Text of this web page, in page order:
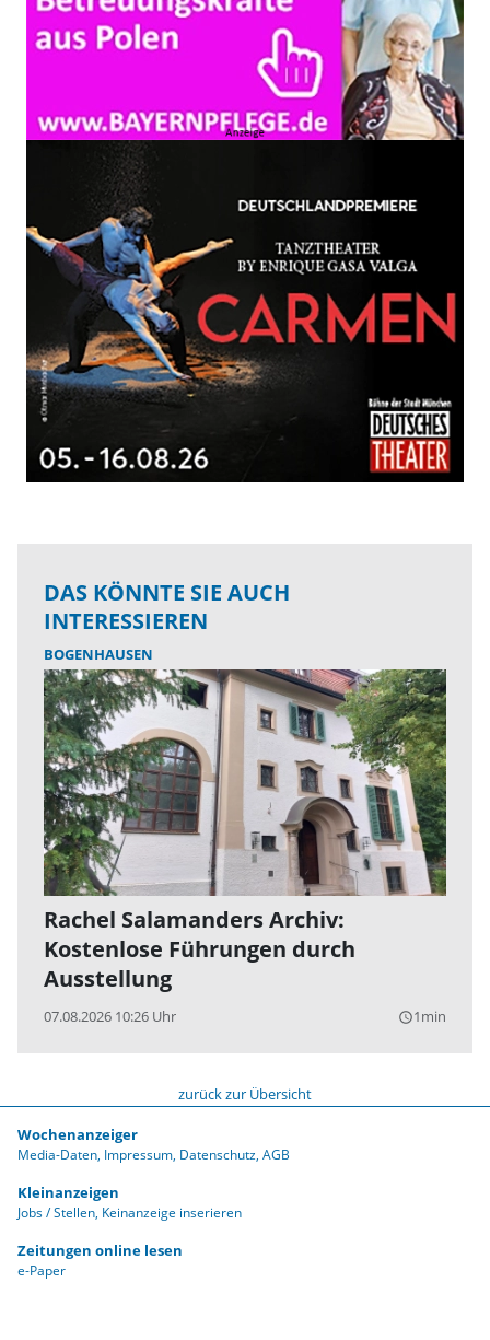
DAS KÖNNTE SIE AUCH
INTERESSIEREN
BOGENHAUSEN
Rachel Salamanders Archiv:
Kostenlose Führungen durch
Ausstellung
07.08.2026 10:26 Uhr query_builder1min
zurück zur Übersicht
Wochenanzeiger
Media-Daten Impressum Datenschutz AGB
Kleinanzeigen
Jobs / Stellen Keinanzeige inserieren
Zeitungen online lesen
e-Paper